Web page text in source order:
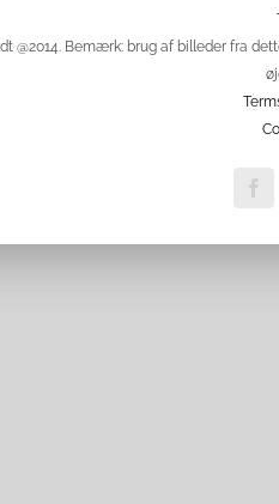
@2014. Bemærk: brug af billeder fra